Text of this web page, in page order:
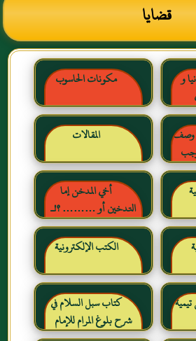
قضايا
و
مكونات الحاسوب
وصف
المقالات
أخي المدخن إما
التدخين أو ……… ؟!ـ
حقائق وأرقام ناطقة ، لكن
لا يسمعها المدخنون حرره
خالد بن عبد الرحمن بن حمد
الشايع
الكتب الإلكترونية
كتاب سبل السلام في
شرح بلوغ المرام للإمام